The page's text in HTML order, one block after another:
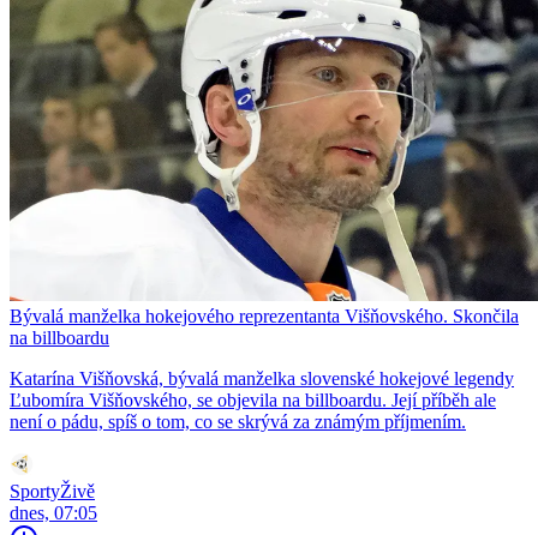
Bývalá manželka hokejového reprezentanta Višňovského. Skončila
na billboardu
Katarína Višňovská, bývalá manželka slovenské hokejové legendy
Ľubomíra Višňovského, se objevila na billboardu. Její příběh ale
není o pádu, spíš o tom, co se skrývá za známým příjmením.
SportyŽivě
dnes, 07:05